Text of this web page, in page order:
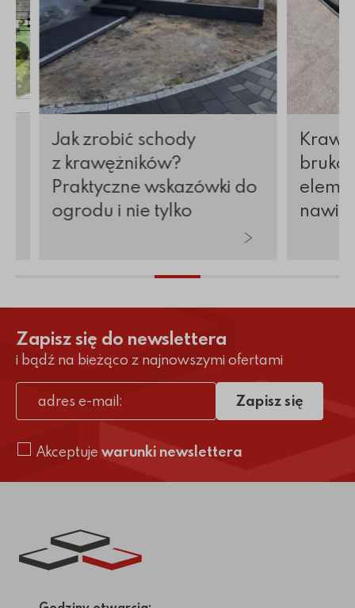
Jak zrobić schody
z krawężników?
Praktyczne wskazówki do
ogrodu i nie tylko
Zapisz się do newslettera
i bądź na bieżąco z najnowszymi ofertami
adres e-mail
Akceptuje warunki newslettera
Zapisz się
Link do strony głównej